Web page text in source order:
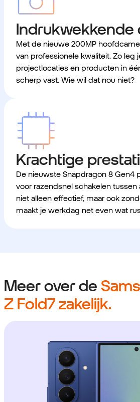
Indrukwekkende
Met de nieuwe 200MP
van professionele kwaliteit. Zo leg
projectlocaties en producten in
scherp vast. Wie wil dat nou niet?
Krachtige
De nieuwste Snapdragon 8 Gen4
voor razendsnel schakelen tussen
niet alleen effectief, maar ook
maakt je werkdag net even wat
Meer over de
Z Fold7 zakelijk.